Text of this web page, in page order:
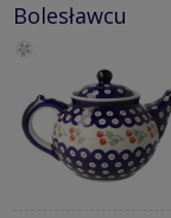
Bolesławcu